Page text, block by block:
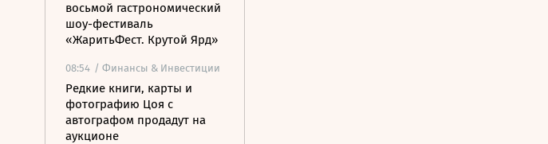
восьмой гастрономический
шоу-фестиваль
«ЖаритьФест. Крутой Ярд»
08:54 / Финансы & Инвестиции
Редкие книги, карты и
фотографию Цоя с
автографом продадут на
аукционе